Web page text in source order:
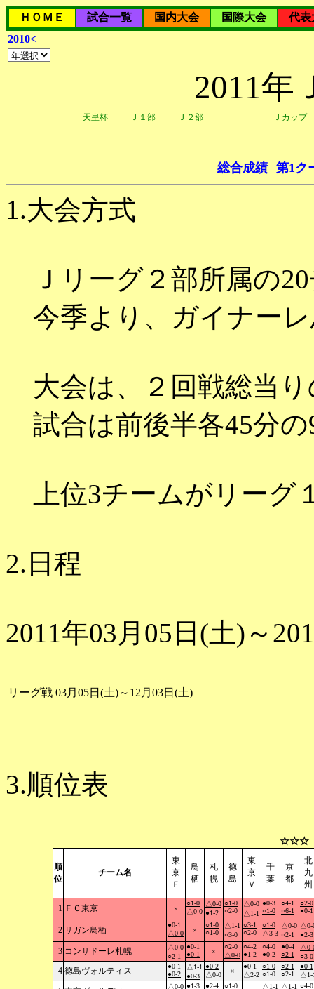
ＨＯＭＥ 試合一覧 国内大会 国際大会
代表
2010<
2011年
天皇杯 Ｊ１部 Ｊ２部 Ｊカップ
総合成績 第1ク
1.大会方式
Ｊリーグ２部所属の
今季より、ガイナー
大会は、２回戦総当
試合は前後半各45分の
上位3チームがリーグ
2.日程
2011年03月05日(土)～
リーグ戦 03月05日(土)～12月03日(土)
3.順位表
☆☆☆
順
位
チーム名
東
京
Ｆ
鳥
栖
札
幌
徳
島
東
京
Ｖ
千
葉
京
都
北
九
州
1 ＦＣ東京 ×
○1-0
△0-0
△0-0
●1-2
○1-0
○2-0
△0-0
△1-1
●0-3
○1-0
○4-1
○6-1
○2-0
●0-1
2 サガン鳥栖
●0-1
△0-0
×
○1-0
○1-0
△1-1
○3-0
○3-1
○2-0
○1-0
△3-3
△0-0
○2-1
△0-
●2-3
3 コンサドーレ札幌
△0-0
○2-1
●0-1
●0-1
×
○2-0
△0-0
○4-2
●1-2
○4-0
●0-2
●0-4
○2-1
△0-
○3-0
4 徳島ヴォルティス
●0-1
●0-2
△1-1
●0-3
●0-2
△0-0
×
●0-1
△2-2
○1-0
○1-0
○2-1
○2-1
●0-1
△1-
△0-0 ●1-3
●2-4
○1-0
△1-1
△1-1 ○4-0